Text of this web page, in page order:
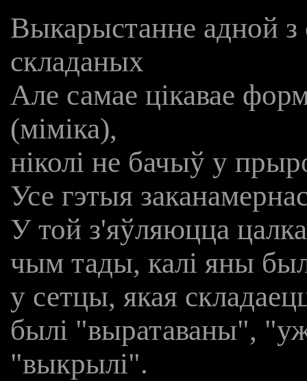
Выкарыстанне адной
складаных
Але самае цікавае
(міміка),
ніколі не бачыў у
Усе гэтыя
У той з'яўляюцца
чым тады, калі яны
у сетцы, якая
былі "выратаваны",
"выкрылі".